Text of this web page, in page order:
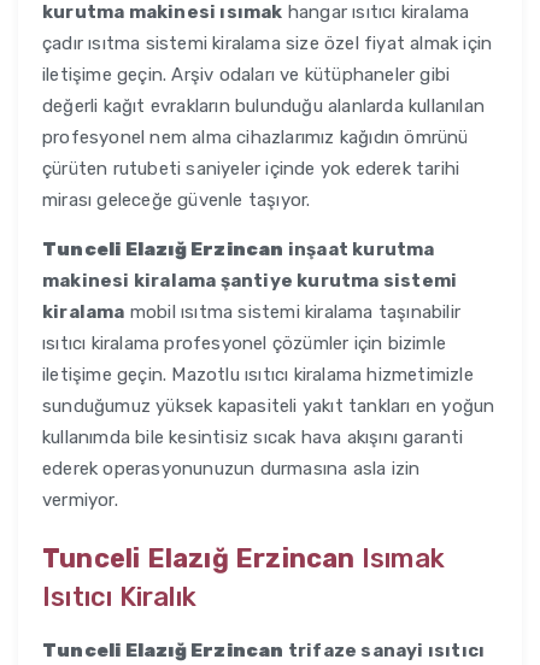
kurutma makinesi ısımak hangar ısıtıcı kiralama
çadır ısıtma sistemi kiralama size özel fiyat almak için
iletişime geçin. Arşiv odaları ve kütüphaneler gibi
değerli kağıt evrakların bulunduğu alanlarda kullanılan
profesyonel nem alma cihazlarımız kağıdın ömrünü
çürüten rutubeti saniyeler içinde yok ederek tarihi
mirası geleceğe güvenle taşıyor.
Tunceli Elazığ Erzincan inşaat kurutma
makinesi kiralama şantiye kurutma sistemi
kiralama mobil ısıtma sistemi kiralama taşınabilir
ısıtıcı kiralama profesyonel çözümler için bizimle
iletişime geçin. Mazotlu ısıtıcı kiralama hizmetimizle
sunduğumuz yüksek kapasiteli yakıt tankları en yoğun
kullanımda bile kesintisiz sıcak hava akışını garanti
ederek operasyonunuzun durmasına asla izin
vermiyor.
Tunceli Elazığ Erzincan Isımak
Isıtıcı Kiralık
Tunceli Elazığ Erzincan trifaze sanayi ısıtıcı